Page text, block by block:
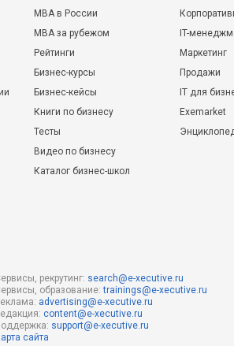
MBA в России
MBA за рубежом
Рейтинги
Бизнес-курсы
Бизнес-кейсы
Книги по бизнесу
Тесты
Видео по бизнесу
Каталог бизнес-школ
IT-
Маркетинг
Продажи
IT для
Exemarket
рекрутинг: search@e-xecutive.ru
образование:trainings@e-xecutive.ru
advertising@e-xecutive.ru
content@e-xecutive.ru
support@e-xecutive.ru
сайта